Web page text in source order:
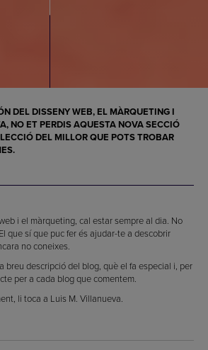
DEL DISSENY WEB, EL MÀRQUETING I
NO ET PERDIS AQUESTA NOVA SECCIÓ
DEL MILLOR QUE POTS TROBAR
i el màrqueting, cal estar sempre al dia. No
que sí que puc fer és ajudar-te a descobrir
no coneixes.
breu descripció del blog, què el fa especial i, per
per a cada blog que comentem.
li toca a Luis M. Villanueva.